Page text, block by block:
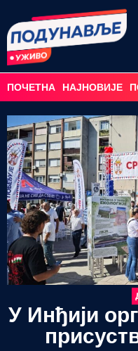
ПОЧЕТНА НАЈНОВИЈЕ
У Инђији